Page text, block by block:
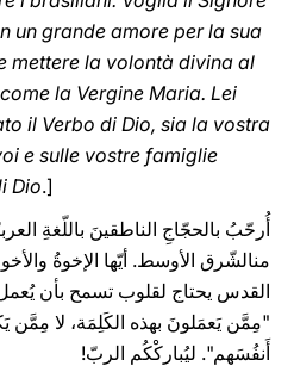
un grande amore per la sua
mettere la volontà divina al
la Vergine Maria. Lei
il Verbo di Dio, sia la vostra
e sulle vostre famiglie
Dio.]
أُرحّبُ بالحجّاجِ الناطقينَ باللّغةِ
منالشّرق الأوسط. أيّها الإخوةُ
القدس يحتاج لقلوب تسمح بأن يُعمل
"مِمَّن يَعمَلونَ بهذه الكَلِمَة، لا مِمَّن
أَنفُسَهم". ليُباركْكُم الربّ!